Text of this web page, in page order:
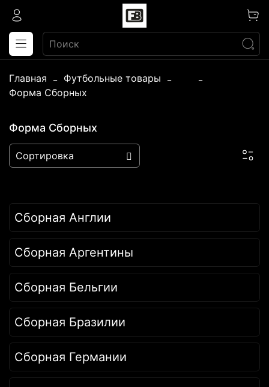
Главная Футбольные товары
Форма Сборных
Форма Сборных
Сборная Англии
Сборная Аргентины
Сборная Бельгии
Сборная Бразилии
Сборная Германии